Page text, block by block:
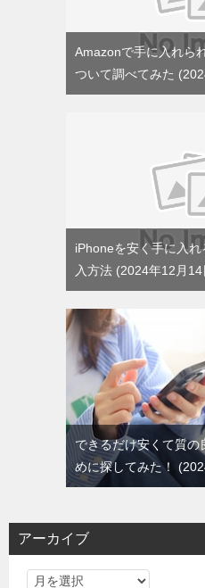
Amazonで手に入れら
ついて調べてみた
iPhoneを安く手に入
入方法
2024年12月14
できるだけ安くて質の
めに探してみた！
アーカイブ
ア